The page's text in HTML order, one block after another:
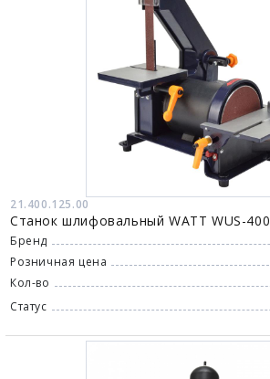
21.400.125.00
Станок шлифовальный WATT WUS-400
Бренд
Розничная цена
Кол-во
Статус